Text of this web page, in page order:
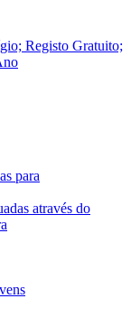
Registo Gratuito;
para
através do